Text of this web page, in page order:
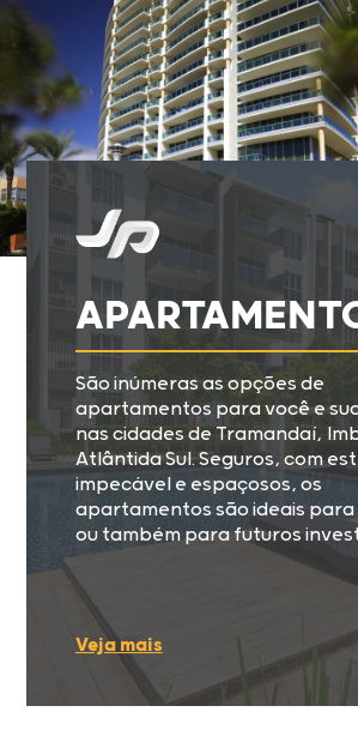
São inúmeras as opções de
apartamentos para você e
nas cidades de Tramandaí,
Atlântida Sul. Seguros, com
impecável e espaçosos, os
apartamentos são ideais
ou também para futuros
Veja mais